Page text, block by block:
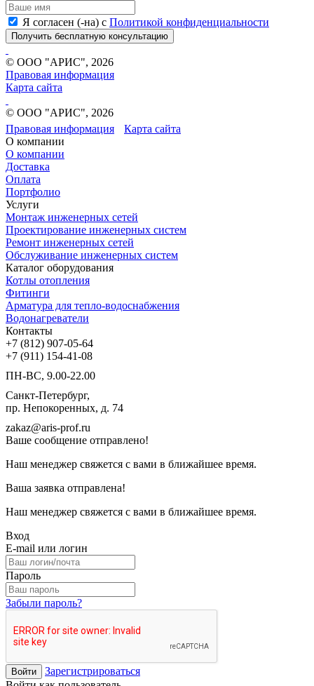
Я согласен (-на) с Политикой конфиденциальности
Получить бесплатную консультацию
© ООО "АРИС", 2026
Правовая информация
Карта сайта
© ООО "АРИС", 2026
Правовая информация
Карта сайта
О компании
О компании
Доставка
Оплата
Портфолио
Услуги
Монтаж инженерных сетей
Проектирование инженерных систем
Ремонт инженерных сетей
Обслуживание инженерных систем
Каталог оборудования
Котлы отопления
Фитинги
Арматура для тепло-водоснабжения
Водонагреватели
Контакты
+7 (812) 907-05-64
+7 (911) 154-41-08
ПН-ВС, 9.00-22.00
Санкт-Петербург,
пр. Непокоренных, д. 74
zakaz@aris-prof.ru
Ваше сообщение отправлено!
Наш менеджер свяжется с вами в ближайшее время.
Ваша заявка отправлена!
Наш менеджер свяжется с вами в ближайшее время.
Вход
E-mail или логин
Пароль
Забыли пароль?
Войти
Зарегистрироваться